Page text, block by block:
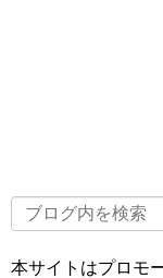
本サイトはプロモ